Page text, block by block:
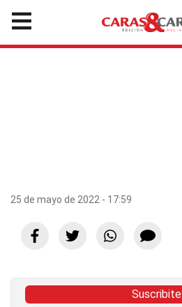
25 de mayo de 2022 - 17:59
Suscribite